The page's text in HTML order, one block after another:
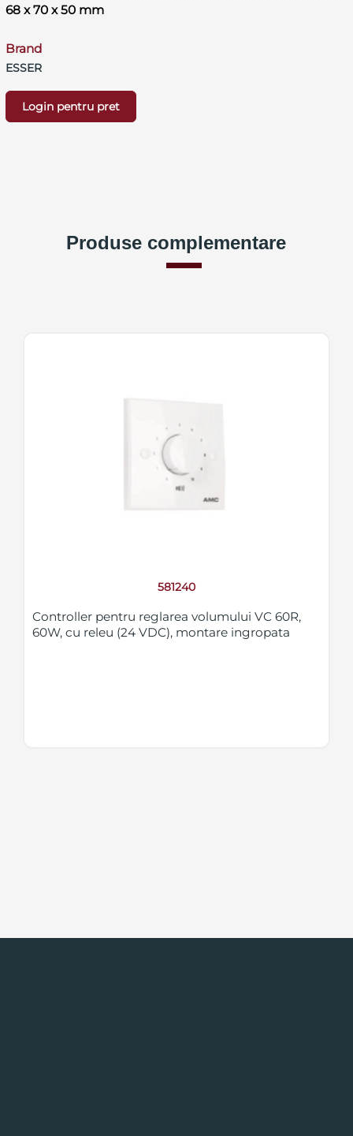
68 x 70 x 50 mm
Brand
ESSER
Login pentru pret
Produse complementare
581240
Controller pentru reglarea volumului VC 60R,
60W, cu releu (24 VDC), montare ingropata